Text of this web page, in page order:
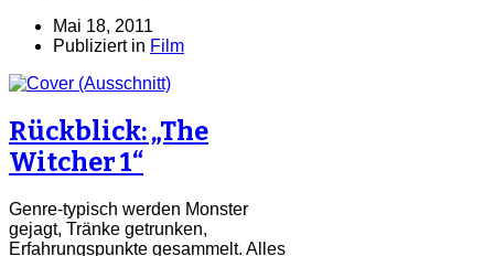
Mai 18, 2011
Publiziert in Film
Rückblick: „The
Witcher 1“
Genre-typisch werden Monster
gejagt, Tränke getrunken,
Erfahrungspunkte gesammelt. Alles